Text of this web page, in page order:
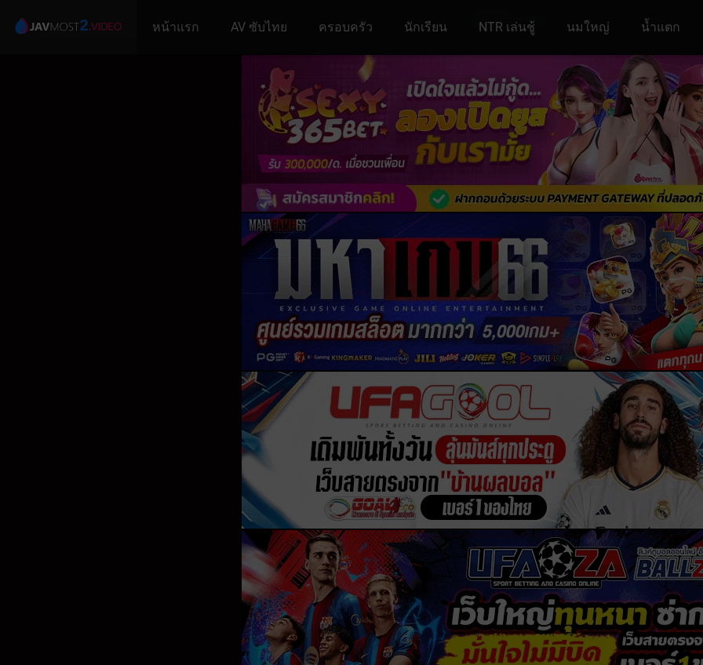
หน้าแรก AV ซับไทย ครอบครัว นักเรียน NTR เล่นชู้ นมใหญ่ น้ำแตก